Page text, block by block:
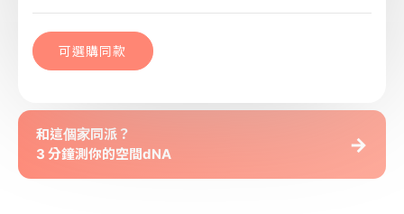
可選購同款
和這個家同派？
3 分鐘測你的空間dNA
→